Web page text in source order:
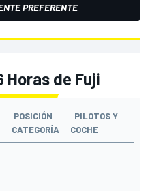
PREFERENTE
Horas de Fuji
POSICIÓN
CATEGORÍA
PILOTOS Y
COCHE